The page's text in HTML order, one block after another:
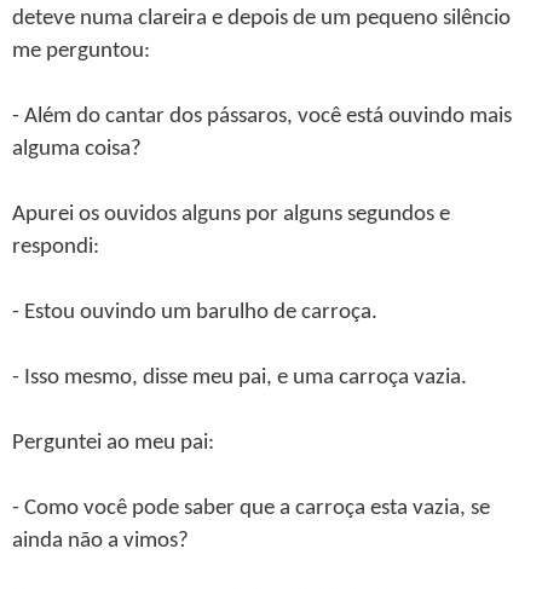
deteve numa clareira e depois de um pequeno silêncio
me perguntou:
- Além do cantar dos pássaros, você está ouvindo mais
alguma coisa?
Apurei os ouvidos alguns por alguns segundos e
respondi:
- Estou ouvindo um barulho de carroça.
- Isso mesmo, disse meu pai, e uma carroça vazia.
Perguntei ao meu pai:
- Como você pode saber que a carroça esta vazia, se
ainda não a vimos?